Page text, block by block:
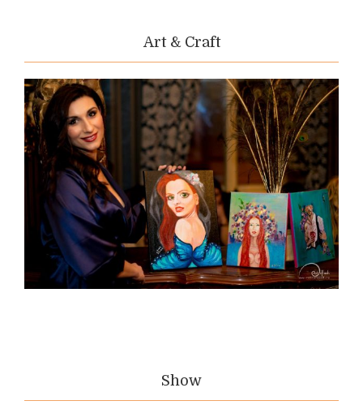
Art & Craft
Show